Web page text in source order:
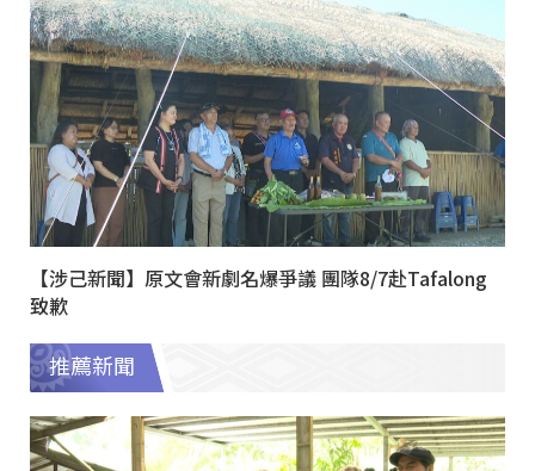
【涉己新聞】原文會新劇名爆爭議 團隊8/7赴Tafalong
致歉
推薦新聞